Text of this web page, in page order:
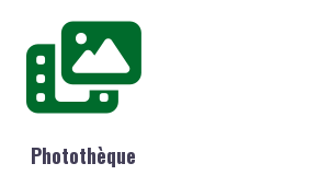
Photothèque